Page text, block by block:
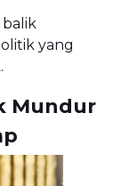
yang
Mundur